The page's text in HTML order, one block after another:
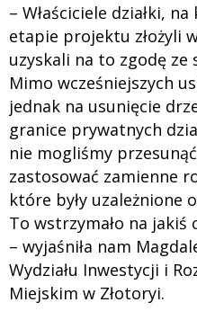
– Właściciele działki,
etapie projektu złożyli
uzyskali na to zgodę
Mimo wcześniejszych
jednak na usunięcie
granice prywatnych
nie mogliśmy
zastosować zamienne
które były uzależnione
To wstrzymało na jakiś
– wyjaśniła nam
Wydziału Inwestycji i
Miejskim w Złotoryi.